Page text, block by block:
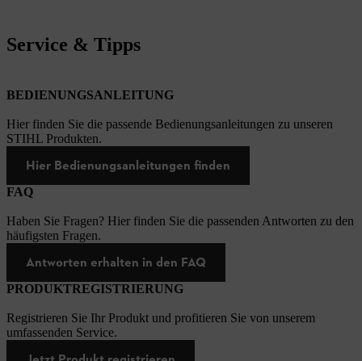
Service & Tipps
BEDIENUNGSANLEITUNG
Hier finden Sie die passende Bedienungsanleitungen zu unseren
STIHL Produkten.
Hier Bedienungsanleitungen finden
FAQ
Haben Sie Fragen? Hier finden Sie die passenden Antworten zu den
häufigsten Fragen.
Antworten erhalten in den FAQ
PRODUKTREGISTRIERUNG
Registrieren Sie Ihr Produkt und profitieren Sie von unserem
umfassenden Service.